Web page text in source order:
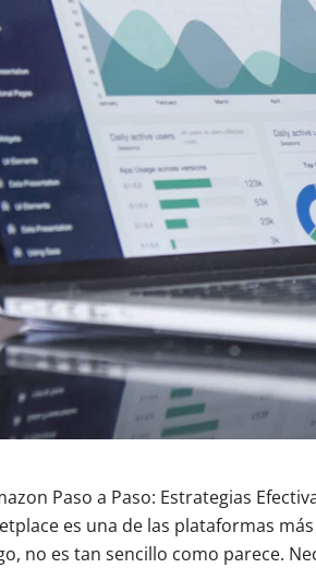
Paso a Paso: Estrategias
es una de las plataformas
no es tan sencillo como parece.